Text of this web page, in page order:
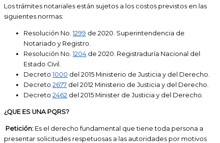
Los trámites notariales están sujetos a los costos previstos en las
siguientes normas:
Resolución No. 1299 de 2020. Superintendencia de
Notariado y Registro.
Resolución No. 1204 de 2020. Registraduría Nacional del
Estado Civil.
Decreto 1000 del 2015 Ministerio de Justicia y del Derecho.
Decreto 2677 del 2012 Ministerio de Justicia y del Derecho.
Decreto 2462 del 2015 Minister de Justicia y del Derecho.
¿QUE ES UNA PQRS?
Petición: Es el derecho fundamental que tiene toda persona a
presentar solicitudes respetuosas a las autoridades por motivos